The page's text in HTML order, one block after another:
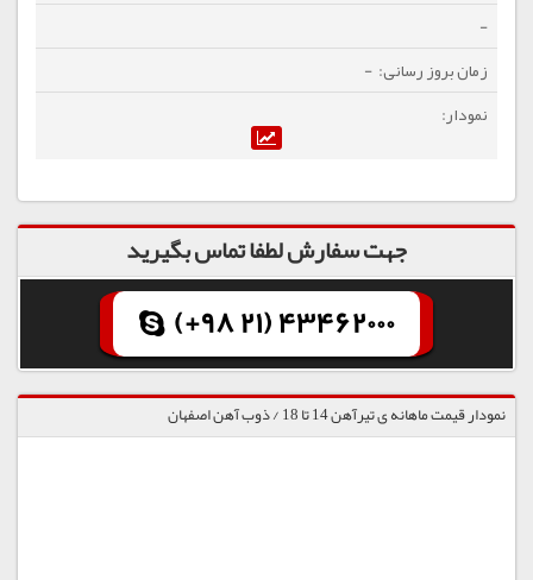
-
-
جهت سفارش لطفا تماس بگیرید
(+98 21) 43462000
نمودار قیمت ماهانه ی تیرآهن 14 تا 18 / ذوب آهن اصفهان